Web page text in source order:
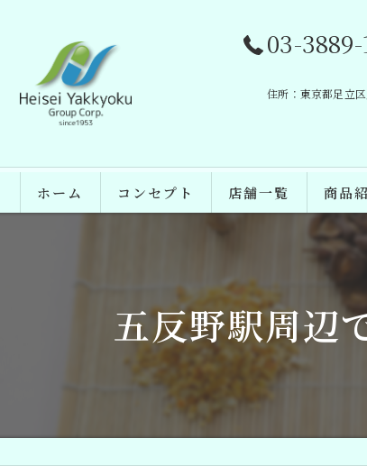
03-3889-
住所：東京都足立
ホーム コンセプト 店舗一覧
わかば薬局
ファーマシーサトムラ
商品
五反野駅周辺